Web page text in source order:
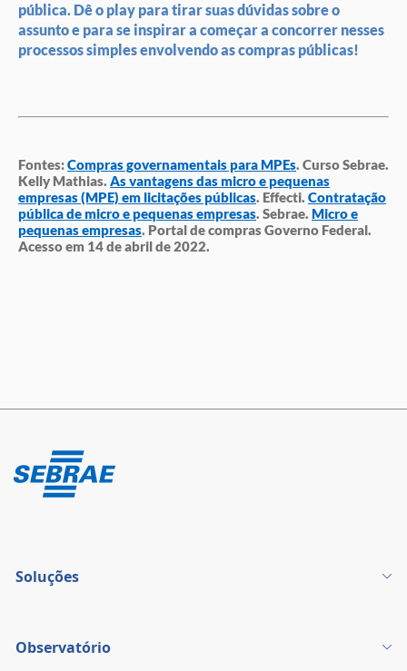
pública. Dê o play para tirar suas dúvidas sobre o
assunto e para se inspirar a começar a concorrer nesses
processos simples envolvendo as compras públicas!
Fontes:Compras governamentais para MPEs. Curso Sebrae.
Kelly Mathias. As vantagens das micro e pequenas
empresas (MPE) em licitações públicas. Effecti. Contratação
pública de micro e pequenas empresas. Sebrae. Micro e
pequenas empresas. Portal de compras Governo Federal.
Acesso em 14 de abril de 2022.
Soluções
Observatório